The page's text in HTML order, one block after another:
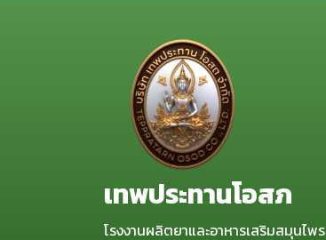
เทพประทานโอสภ
โรงงานผลิตยาและอาหารเสริมสมุนไพร